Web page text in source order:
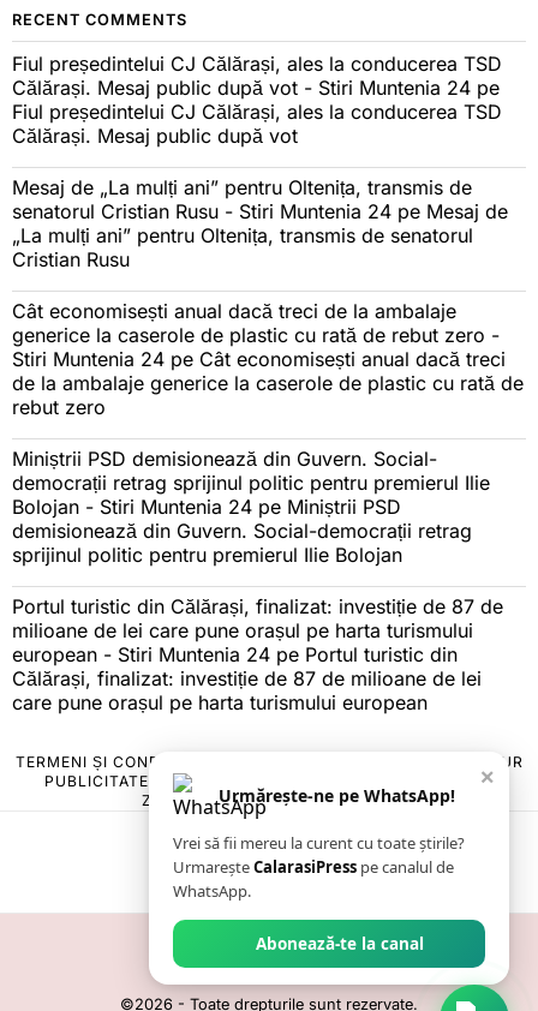
RECENT COMMENTS
Fiul președintelui CJ Călărași, ales la conducerea TSD
Călărași. Mesaj public după vot - Stiri Muntenia 24 pe
Fiul președintelui CJ Călărași, ales la conducerea TSD
Călărași. Mesaj public după vot
Mesaj de „La mulți ani” pentru Oltenița, transmis de
senatorul Cristian Rusu - Stiri Muntenia 24 pe Mesaj de
„La mulți ani” pentru Oltenița, transmis de senatorul
Cristian Rusu
Cât economisești anual dacă treci de la ambalaje
generice la caserole de plastic cu rată de rebut zero -
Stiri Muntenia 24 pe Cât economisești anual dacă treci
de la ambalaje generice la caserole de plastic cu rată de
rebut zero
Miniștrii PSD demisionează din Guvern. Social-
democrații retrag sprijinul politic pentru premierul Ilie
Bolojan - Stiri Muntenia 24 pe Miniștrii PSD
demisionează din Guvern. Social-democrații retrag
sprijinul politic pentru premierul Ilie Bolojan
Portul turistic din Călărași, finalizat: investiție de 87 de
milioane de lei care pune orașul pe harta turismului
european - Stiri Muntenia 24 pe Portul turistic din
Călărași, finalizat: investiție de 87 de milioane de lei
care pune orașul pe harta turismului european
TERMENI ȘI CONDIȚII
POLITICA DE ANULARE & RETUR
PUBLICITATE ONLINE & TIPĂRITĂ
CONTACT
ZIARUL ANUNȚUL CĂLĂRĂȘEAN
©2026 - Toate drepturile sunt rezervate.
×
Urmărește-ne pe WhatsApp!
Vrei să fii mereu la curent cu toate știrile?
UrmareșteCalarasiPress pe canalul de
WhatsApp.
Abonează-te la canal